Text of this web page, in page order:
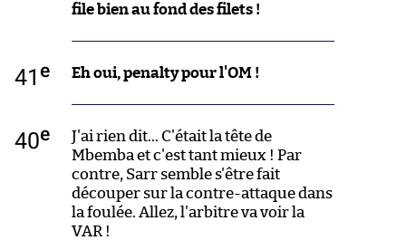
file bien au fond des filets !
41 e Eh oui, penalty pour l'OM !
40e
J'ai rien dit... C'était la tête de
Mbemba et c'est tant mieux ! Par
contre, Sarr semble s'être fait
découper sur la contre-attaque dans
la foulée. Allez, l'arbitre va voir la
VAR !